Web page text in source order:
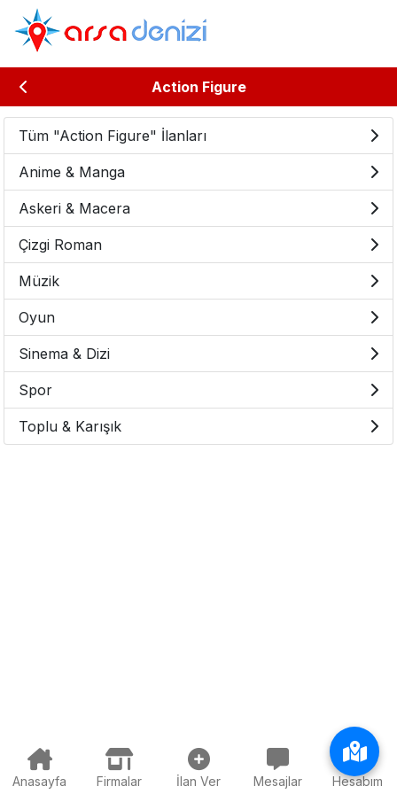
Action Figure
Tüm "Action Figure" İlanları
Anime & Manga
Askeri & Macera
Çizgi Roman
Müzik
Oyun
Sinema & Dizi
Spor
Toplu & Karışık
Anasayfa Firmalar İlan Ver Mesajlar Hesabım